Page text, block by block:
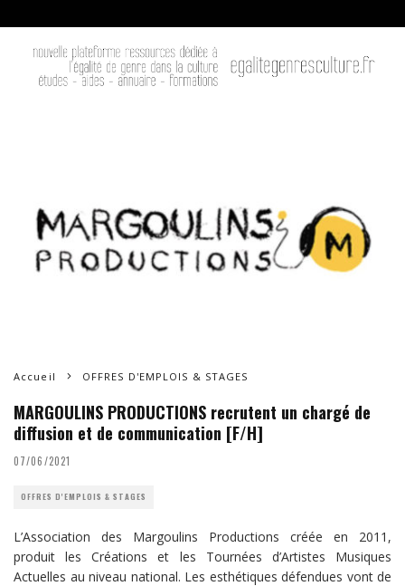
Accueil OFFRES D'EMPLOIS & STAGES
MARGOULINS PRODUCTIONS recrutent un chargé de
diffusion et de communication [F/H]
07/06/2021
OFFRES D'EMPLOIS & STAGES
L’Association des Margoulins Productions créée en 2011,
produit les Créations et les Tournées d’Artistes Musiques
Actuelles au niveau national. Les esthétiques défendues vont de